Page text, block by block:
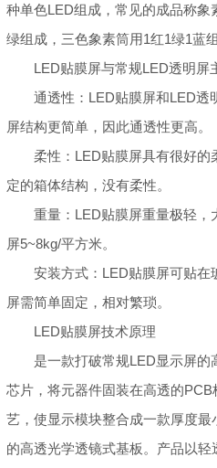
种单色LED组成，常见的成品称象
绿组成，三色象素筒用1红1绿1蓝组
LED贴膜屏与常规LED透明屏
通透性：LED贴膜屏和LED透
屏结构更简单，因此通透性更高。
柔性：LED贴膜屏具有很好的
定的箱体结构，没有柔性。
重量：LED贴膜屏重量极轻，
屏5~8kg/平方米。
安装方式：LED贴膜屏可贴在
屏需简单固定，相对繁琐。
LED贴膜屏技术原理
是一款打破常规LED显示屏的
芯片，将元器件固装在高透的
艺，使显示模块整合成一款厚度
的高透光学透镜式基板。产品以